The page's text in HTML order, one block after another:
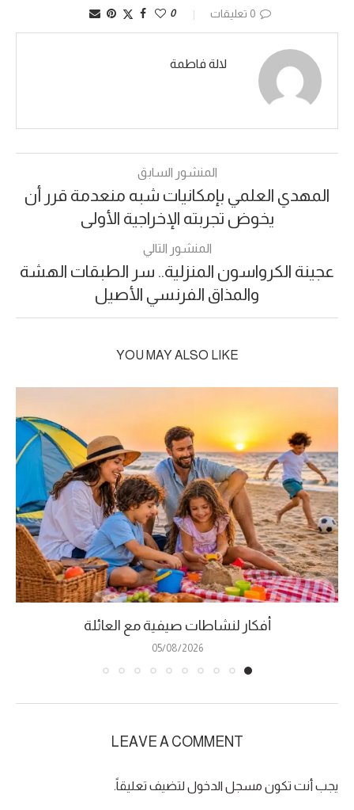
0 تعليقات 0
لالة فاطمة
المنشور السابق
المهدي العلمي بإمكانيات شبه منعدمة قرر أن
يخوض تجربته الإخراجية الأولى
المنشور التالي
عجينة الكرواسون المنزلية.. سر الطبقات الهشة
والمذاق الفرنسي الأصيل
YOU MAY ALSO LIKE
أفكار لنشاطات صيفية مع العائلة
05/08/2026
LEAVE A COMMENT
يجب أنت تكون مسجل الدخول لتضيف تعليقاً.